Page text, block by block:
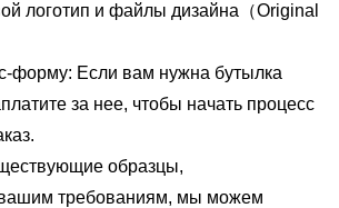
логотип и файлы дизайна（Original
форму: Если вам нужна бутылка
за нее, чтобы начать процесс
образцы,
требованиям, мы можем